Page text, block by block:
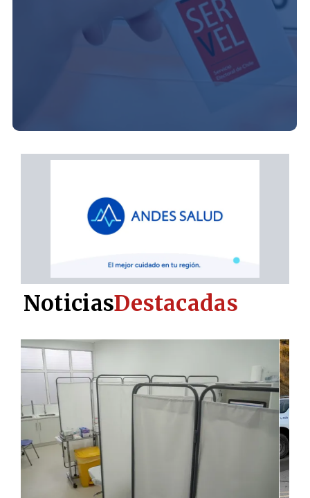
NoticiasDestacadas